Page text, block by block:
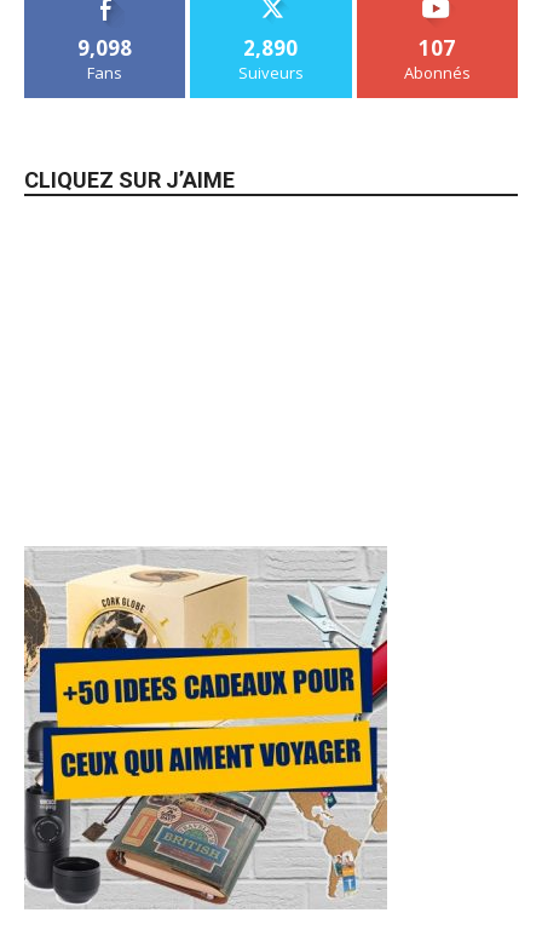
9,098
Fans
2,890
Suiveurs
107
Abonnés
CLIQUEZ SUR J’AIME